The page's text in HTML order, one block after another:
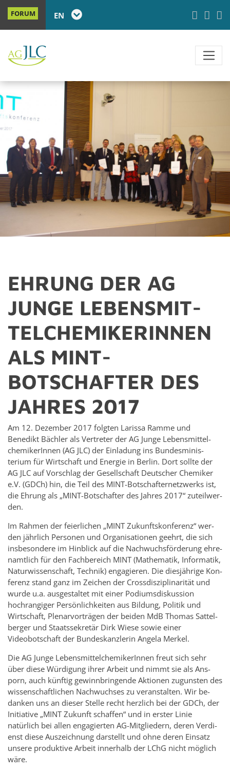
FORUM EN
EHRUNG DER AG
JUNGE LEBENS­MIT­
TEL­CHEMIK­ERIN­NEN
ALS MINT-
BOTSCHAFTER DES
JAHRES 2017
Am 12. Dezem­ber 2017 fol­gten Larissa Ramme und
Benedikt Bächler als Vertreter der AG Junge Lebens­mit­tel­
chemik­erIn­nen (AG JLC) der Ein­ladung ins Bun­desmin­is­
terium für Wirtschaft und En­ergie in Berlin. Dort sollte der
AG JLC auf Vorschlag der Gesellschaft Deutscher Chemiker
e.V. (GDCh) hin, die Teil des MINT-Botschafter­net­zw­erks ist,
die Ehrung als „MINT-Botschafter des Jahres 2017“ zuteil­w­er­
den.
Im Rah­men der feier­lichen „MINT Zukun­ft­skon­ferenz“ wer­
den jährlich Per­so­nen und Or­gan­i­sa­tio­nen geehrt, die sich
ins­beson­dere im Hin­blick auf die Nach­wuchsförderung ehre­
namtlich für den Fach­bere­ich MINT (Math­e­matik, In­for­matik,
Natur­wis­senschaft, Tech­nik) en­gagieren. Die diesjährige Kon­
ferenz stand ganz im Ze­ichen der Cross­diszi­pli­narität und
wurde u.a. aus­gestal­tet mit einer Podi­ums­diskus­sion
hochrangiger Persönlichkeiten aus Bil­dung, Poli­tik und
Wirtschaft, Ple­nar­vorträgen der bei­den MdB Thomas Sat­tel­
berger und Staatssekretär Dirk Wiese sowie einer
Videobotschaft der Bun­deskan­z­lerin An­gela Merkel.
Die AG Junge Lebens­mit­tel­chemik­erIn­nen freut sich sehr
über diese Würdi­gung ihrer Ar­beit und nimmt sie als Ans­
porn, auch künftig gewinnbrin­gende Ak­tio­nen zu­gun­sten des
wis­senschaftlichen Nach­wuch­ses zu ve­r­anstal­ten. Wir be­
danken uns an dieser Stelle recht her­zlich bei der GDCh, der
Ini­tia­tive „MINT Zukunft schaf­fen“ und in er­ster Linie
natürlich bei allen en­gagierten AG-Mit­gliedern, deren Ver­di­
enst diese Ausze­ich­nung darstellt und ohne deren Ein­satz
un­sere pro­duk­tive Ar­beit in­ner­halb der LChG nicht möglich
wäre.